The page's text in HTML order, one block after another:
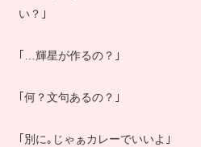
い？｣
｢…輝星が作るの？｣
｢何？文句あるの？｣
｢別に｡じゃぁカレーでいいよ｣